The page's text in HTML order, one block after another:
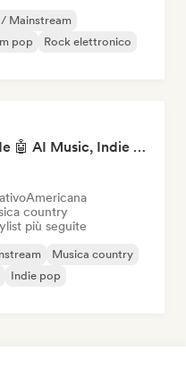
Mainstream
pop
Rock elettronico
Pop Machine Mode 🤖 AI Music, Indie Pop & Dream Pop
Americana
country
più seguite
Musica country
Indie pop